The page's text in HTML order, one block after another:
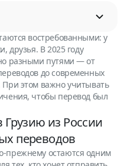
востребованными: у
друзья. В 2025 году
разными путями — от
до современных
этом важно учитывать
чтобы перевод был
Грузию из России
переводов
прежнему остаются одним